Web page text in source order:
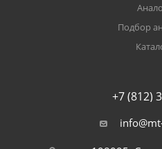
Подбор
+7 (812)